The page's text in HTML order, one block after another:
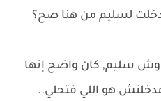
دخلت لسليم من هنا صح؟
وش سليم, كان واضح إنها
هو اللي فتحلي..